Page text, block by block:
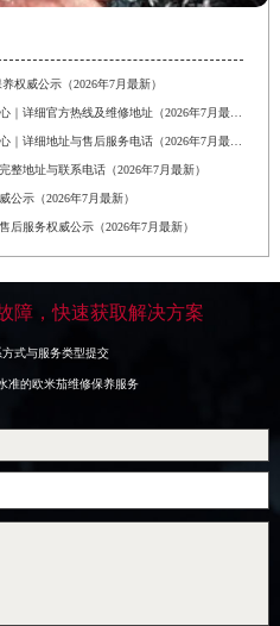
权威公示（2026年7月最新）
地址与联系电话（2026年7月最新）
公示（2026年7月最新）
服务权威公示（2026年7月最新）
障，快速获取解决方案
式与服务类型提交
准的欧米茄维修保养服务